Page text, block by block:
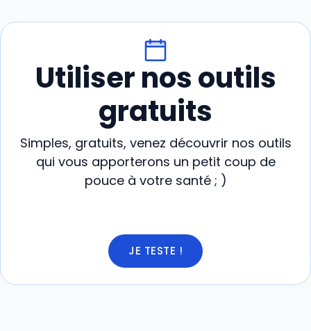
Utiliser nos outils
gratuits
Simples, gratuits, venez découvrir nos outils
qui vous apporterons un petit coup de
pouce à votre santé ; )
JE TESTE !